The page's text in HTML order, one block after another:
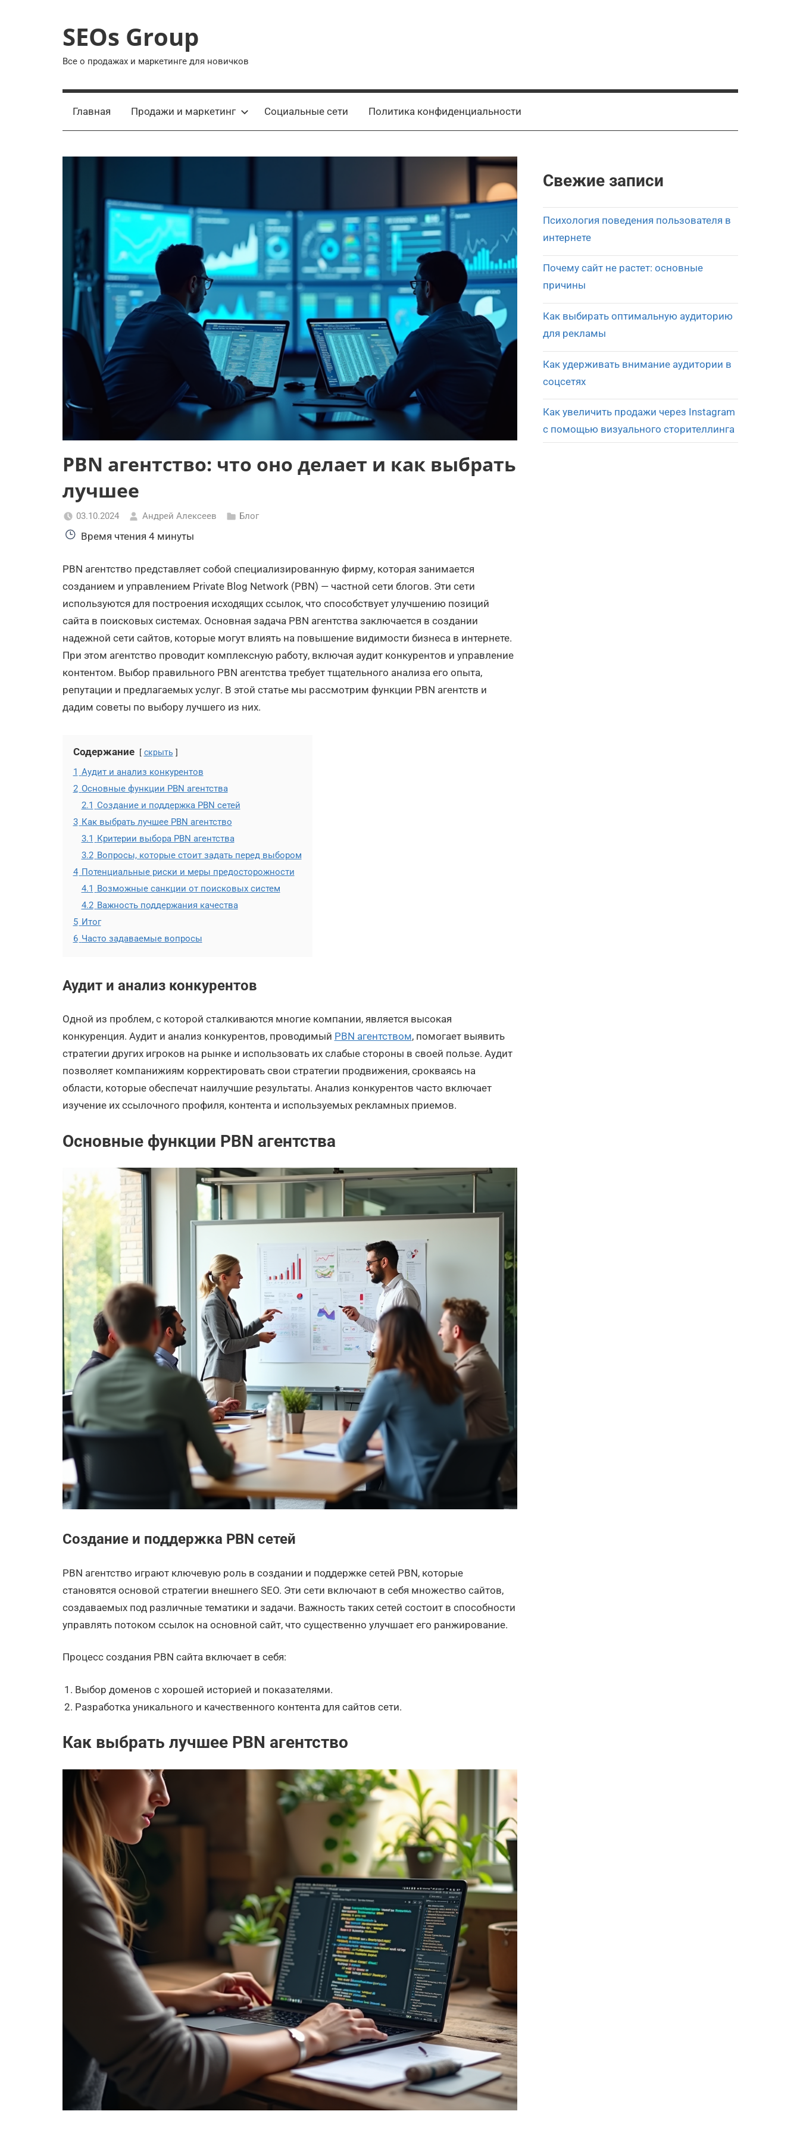
содержимомуSEOs Group
Все о продажах и маркетинге для новичков
Главная Продажи и маркетинг Социальные сети Политика конфиденциальности
PBN агентство: что оно делает и как выбрать
лучшее
03.10.2024 Андрей Алексеев Блог
Время чтения 4 минуты
PBN агентство представляет собой специализированную фирму, которая занимается
созданием и управлением Private Blog Network (PBN) — частной сети блогов. Эти сети
используются для построения исходящих ссылок, что способствует улучшению позиций
сайта в поисковых системах. Основная задача PBN агентства заключается в создании
надежной сети сайтов, которые могут влиять на повышение видимости бизнеса в интернете.
При этом агентство проводит комплексную работу, включая аудит конкурентов и управление
контентом. Выбор правильного PBN агентства требует тщательного анализа его опыта,
репутации и предлагаемых услуг. В этой статье мы рассмотрим функции PBN агентств и
дадим советы по выбору лучшего из них.
Содержание скрыть
1 Аудит и анализ конкурентов
2 Основные функции PBN агентства
2.1 Создание и поддержка PBN сетей
3 Как выбрать лучшее PBN агентство
3.1 Критерии выбора PBN агентства
3.2 Вопросы, которые стоит задать перед выбором
4 Потенциальные риски и меры предосторожности
4.1 Возможные санкции от поисковых систем
4.2 Важность поддержания качества
5 Итог
6 Часто задаваемые вопросы
Аудит и анализ конкурентов
Одной из проблем, с которой сталкиваются многие компании, является высокая
конкуренция. Аудит и анализ конкурентов, проводимый PBN агентством, помогает выявить
стратегии других игроков на рынке и использовать их слабые стороны в своей пользе. Аудит
позволяет компанижиям корректировать свои стратегии продвижения, срокваясь на
области, которые обеспечат наилучшие результаты. Анализ конкурентов часто включает
изучение их ссылочного профиля, контента и используемых рекламных приемов.
Основные функции PBN агентства
Создание и поддержка PBN сетей
PBN агентство играют ключевую роль в создании и поддержке сетей PBN, которые
становятся основой стратегии внешнего SEO. Эти сети включают в себя множество сайтов,
создаваемых под различные тематики и задачи. Важность таких сетей состоит в способности
управлять потоком ссылок на основной сайт, что существенно улучшает его ранжирование.
Процесс создания PBN сайта включает в себя:
Выбор доменов с хорошей историей и показателями.
Разработка уникального и качественного контента для сайтов сети.
Как выбрать лучшее PBN агентство
Свежие записи
Психология поведения пользователя в
интернете
Почему сайт не растет: основные
причины
Как выбирать оптимальную аудиторию
для рекламы
Как удерживать внимание аудитории в
соцсетях
Как увеличить продажи через Instagram
с помощью визуального сторителлинга